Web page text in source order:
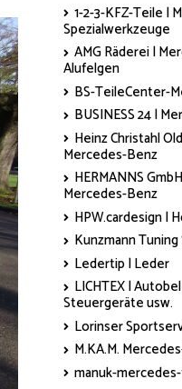
1-2-3-KFZ-Teile |
Spezialwerkzeuge
AMG Räderei |
Alufelgen
BS-TeileCenter-
BUSINESS 24 |
Heinz Christahl
Mercedes-Benz
HERMANNS
Mercedes-Benz
HPW.cardesign |
Kunzmann
Ledertip | Leder
LICHTEX |
Steuergeräte usw.
Lorinser
M.KA.M.
manuk-